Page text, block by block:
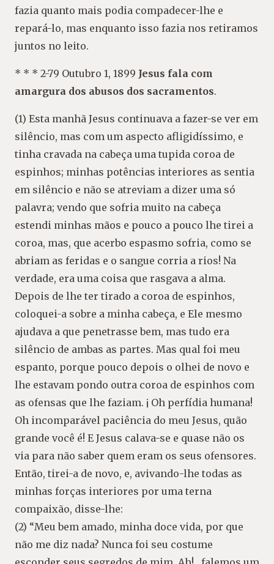
fazia quanto mais podia compadecer-lhe e
repará-lo, mas enquanto isso fazia nos retiramos
juntos no leito.
* * * 2-79 Outubro 1, 1899 Jesus fala com
amargura dos abusos dos sacramentos.
(1) Esta manhã Jesus continuava a fazer-se ver em
silêncio, mas com um aspecto afligidíssimo, e
tinha cravada na cabeça uma tupida coroa de
espinhos; minhas potências interiores as sentia
em silêncio e não se atreviam a dizer uma só
palavra; vendo que sofria muito na cabeça
estendi minhas mãos e pouco a pouco lhe tirei a
coroa, mas, que acerbo espasmo sofria, como se
abriam as feridas e o sangue corria a rios! Na
verdade, era uma coisa que rasgava a alma.
Depois de lhe ter tirado a coroa de espinhos,
coloquei-a sobre a minha cabeça, e Ele mesmo
ajudava a que penetrasse bem, mas tudo era
silêncio de ambas as partes. Mas qual foi meu
espanto, porque pouco depois o olhei de novo e
lhe estavam pondo outra coroa de espinhos com
as ofensas que lhe faziam. ¡ Oh perfídia humana!
Oh incomparável paciência do meu Jesus, quão
grande você é! E Jesus calava-se e quase não os
via para não saber quem eram os seus ofensores.
Então, tirei-a de novo, e, avivando-lhe todas as
minhas forças interiores por uma terna
compaixão, disse-lhe:
(2) “Meu bem amado, minha doce vida, por que
não me diz nada? Nunca foi seu costume